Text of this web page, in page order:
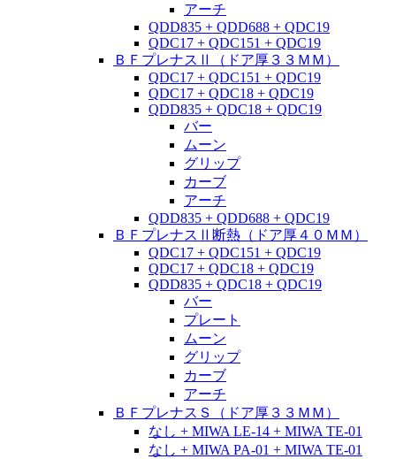
アーチ
QDD835 + QDD688 + QDC19
QDC17 + QDC151 + QDC19
ＢＦプレナスⅡ（ドア厚３３ＭＭ）
QDC17 + QDC151 + QDC19
QDC17 + QDC18 + QDC19
QDD835 + QDC18 + QDC19
バー
ムーン
グリップ
カーブ
アーチ
QDD835 + QDD688 + QDC19
ＢＦプレナスⅡ断熱（ドア厚４０ＭＭ）
QDC17 + QDC151 + QDC19
QDC17 + QDC18 + QDC19
QDD835 + QDC18 + QDC19
バー
プレート
ムーン
グリップ
カーブ
アーチ
ＢＦプレナスＳ（ドア厚３３ＭＭ）
なし + MIWA LE-14 + MIWA TE-01
なし + MIWA PA-01 + MIWA TE-01